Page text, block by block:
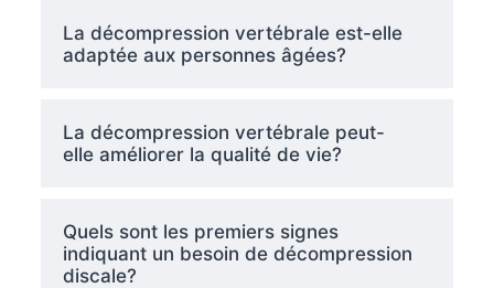
La décompression vertébrale est-elle
adaptée aux personnes âgées?
La décompression vertébrale peut-
elle améliorer la qualité de vie?
Quels sont les premiers signes
indiquant un besoin de décompression
discale?